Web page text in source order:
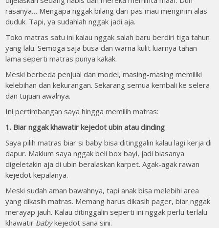
rasanya… Mengapa nggak bilang dari pas mau mengirim alas
duduk. Tapi, ya sudahlah nggak jadi aja.
Toko matras satu ini kalau nggak salah baru berdiri tiga tahun
yang lalu. Semoga saja busa dan warna kulit luarnya tahan
lama seperti matras punya kakak.
Meski berbeda penjual dan model, masing-masing memiliki
kelebihan dan kekurangan. Sekarang semua kembali ke selera
dan tujuan awalnya.
Ini pertimbangan saya hingga memilih matras:
1. Biar nggak khawatir kejedot ubin atau dinding
Saya pilih matras biar si baby bisa ditinggalin kalau lagi kerja di
dapur. Maklum saya nggak beli box bayi, jadi biasanya
digeletakin aja di ubin beralaskan karpet. Agak-agak rawan
kejedot kepalanya.
Meski sudah aman bawahnya, tapi anak bisa melebihi area
yang dikasih matras. Memang harus dikasih pager, biar nggak
merayap jauh. Kalau ditinggalin seperti ini nggak perlu terlalu
khawatir babykejedot sana sini.